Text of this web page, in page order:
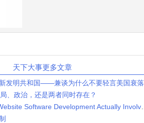
天下大事更多文章
发明共和国——兼谈为什么不要轻言美国衰落
、政治，还是两者同时存在？